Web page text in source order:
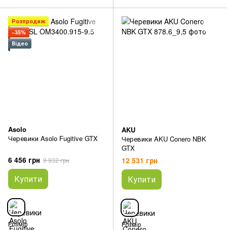
Розпродаж
−35%
Відео
Asolo
Черевики Asolo Fugitive GTX
6 456 грн 9 932 грн
Купити
Розмір
AKU
Черевики AKU Conero NBK
GTX
12 531 грн
Купити
Розмір